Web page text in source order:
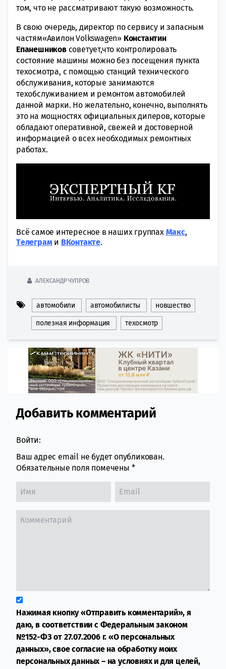
том, что не рассматривают такую возможность.
В свою очередь, директор по сервису и запасным
частям«Авилон Volkswagen» Константин
Епанешниковсоветует,что контролировать
состояние машины можно без посещения пункта
техосмотра, с помощью станций технического
обслуживания, которые занимаются
техобслуживанием и ремонтом автомобилей
данной марки. Но желательно, конечно, выполнять
это на мощностях официальных дилеров, которые
обладают оперативной, свежей и достоверной
информацией о всех необходимых ремонтных
работах.
Всё самое интересное в наших группах Макс,
Tелеграми ВКонтакте.
АЛЕКСАНДР ЧУПРОВ
автомобили автомобилисты новшество
полезная информация техосмотр
Comment section
Добавить комментарий
Войти:
Ваш адрес email не будет опубликован.
Обязательные поля помечены *
Нажимая кнопку «Отправить комментарий», я
даю, в соответствии с Федеральным законом
№152-ФЗ от 27.07.2006 г. «О персональных
данных», свое согласие на обработку моих
персональных данных – на условиях и для целей,